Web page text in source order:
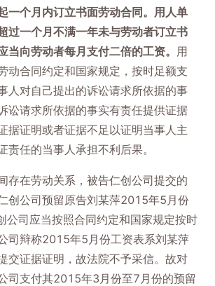
一个月内订立书面劳动合同。用人单
过一个月不满一年未与劳动者订立书
当向劳动者每月支付二倍的工资。 用
动合同约定和国家规定，按时足额支
人对自己提出的诉讼请求所依据的事
讼请求所依据的事实有责任提供证据
据证明或者证据不足以证明当事人主
责任的当事人承担不利后果。
存在劳动关系，被告仁创公司提交的
创公司预留原告刘某萍2015年5月份
公司应当按照合同约定和国家规定按时
司辩称2015年5月份工资表系刘某萍
交证据证明，故法院不予采信。故对
司支付其2015年3月份至7月份的预留